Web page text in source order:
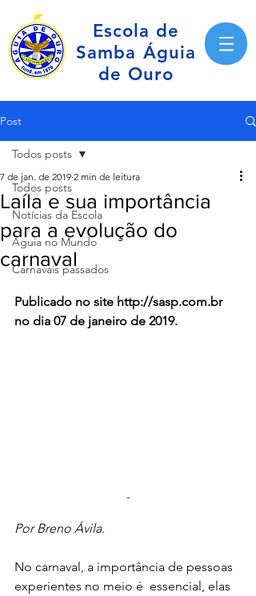
Escola de
Samba Águia
de Ouro
Post
Todos posts
Notícias da Escola
Águia no Mundo
Carnavais passados
Todos posts
Laíla e sua importância
para a evolução do
carnaval
7 de jan. de 2019 2 min de leitura
Publicado no site http://sasp.com.br
no dia 07 de janeiro de 2019.
-
Por Breno Ávila.
No carnaval, a importância de pessoas
experientes no meio é  essencial, elas